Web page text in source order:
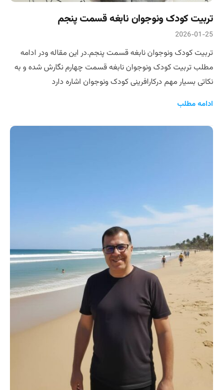
تربیت کودک ونوجوان نابغه قسمت پنجم
2026-01-25
تربیت کودک ونوجوان نابغه قسمت پنجم.در این مقاله ودر ادامه
مطلب تربیت کودک ونوجوان نابغه قسمت چهارم نگارش شده و به
نکاتی بسیار مهم درکارافرینی کودک ونوجوان اشاره دارد
ادامه مطلب